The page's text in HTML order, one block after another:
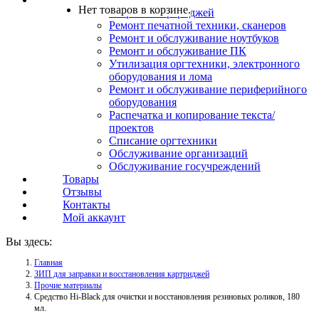
Нет товаров в корзине.
Заправка картриджей
Ремонт печатной техники, сканеров
Ремонт и обслуживание ноутбуков
Ремонт и обслуживание ПК
Утилизация оргтехники, электронного
оборудования и лома
Ремонт и обслуживание периферийного
оборудования
Распечатка и копирование текста/
проектов
Списание оргтехники
Обслуживание организаций
Обслуживание госучреждений
Товары
Отзывы
Контакты
Мой аккаунт
Вы здесь:
Главная
ЗИП для заправки и восстановления картриджей
Прочие материалы
Средство Hi-Black для очистки и восстановления резиновых роликов, 180
мл.